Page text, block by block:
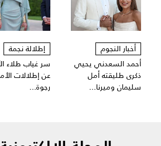
أخبار النجوم
أحمد السعدني يحيي
ذكرى طليقته أمل
سليمان وميرنا...
إطلالة نجمة
سر غياب طلاء
عن إطلالات
رجوة...